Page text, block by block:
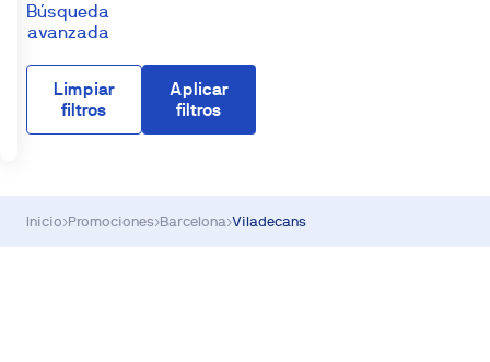
Búsqueda
avanzada
Limpiar
filtros
Aplicar
filtros
Inicio›Promociones›Barcelona›Viladecans